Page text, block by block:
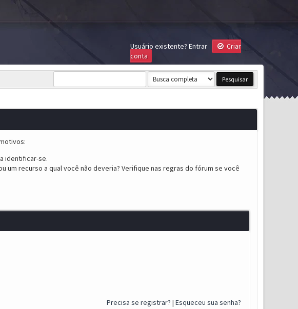
Usuário existente? Entrar
Criar
conta
identificar-se.
um recurso a qual você não deveria? Verifique nas regras do fórum se você
Precisa se registrar? | Esqueceu sua senha?